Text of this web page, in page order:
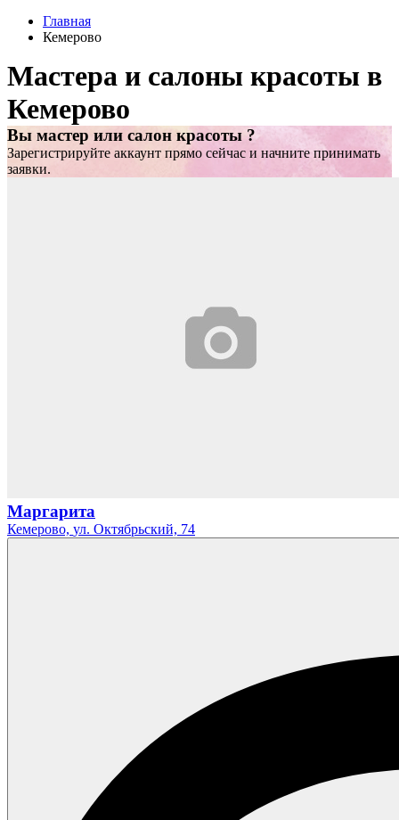
Главная
Кемерово
Мастера и салоны красоты в
Кемерово
Вы мастер или салон красоты ?
Зарегистрируйте аккаунт прямо сейчас и начните принимать
заявки.
Маргарита
Кемерово, ул. Октябрьский, 74